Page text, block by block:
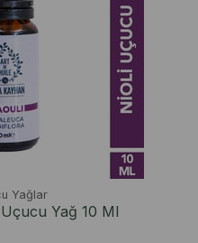
Yağlar
Yağ 10 Ml